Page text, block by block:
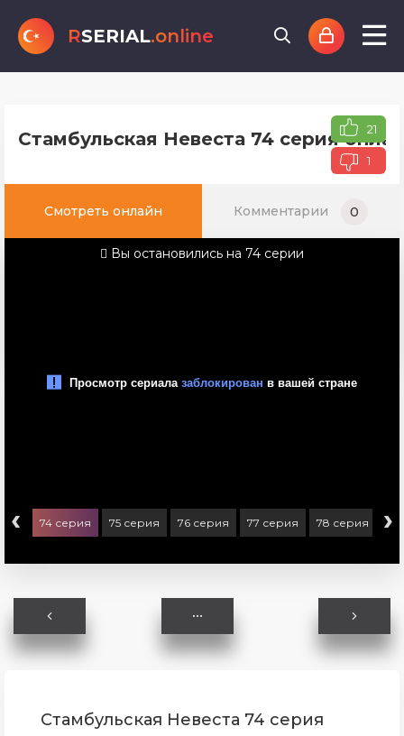
RSERIAL.online
Стамбульская Невеста 74 серия 21
1
Смотреть онлайн Комментарии 0
Вы остановились на 74 серии
‹ 74 серия 75 серия 76 серия 77 серия 78 серия 79
›
Стамбульская Невеста 74 серия